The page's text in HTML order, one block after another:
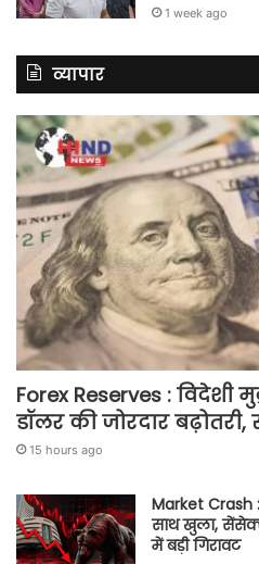
1 week ago
व्यापार
Forex Reserves : विदेशी
डॉलर की जोरदार बढ़ोतरी,
15 hours ago
Market Crash
साथ खुला,
में बड़ी गिरावट